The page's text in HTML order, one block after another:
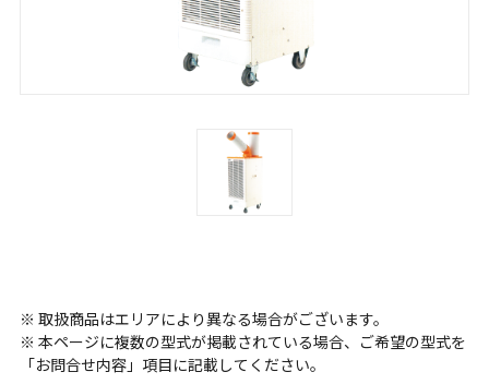
※ 取扱商品はエリアにより異なる場合がございます。
※ 本ページに複数の型式が掲載されている場合、ご希望の型式を
「お問合せ内容」項目に記載してください。